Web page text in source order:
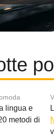
lingua e
metodi di